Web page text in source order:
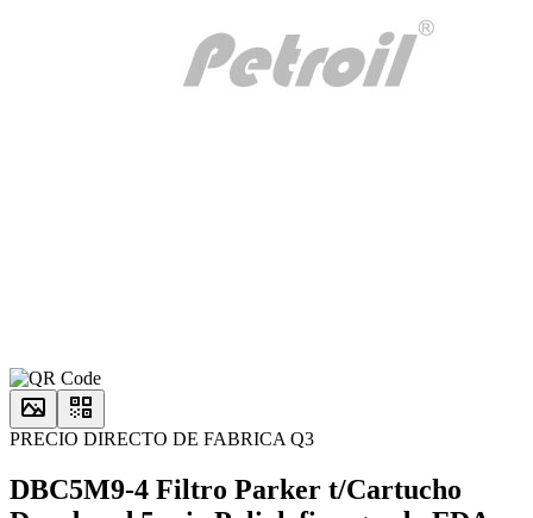
PRECIO DIRECTO DE FABRICA Q3
DBC5M9-4 Filtro Parker t/Cartucho